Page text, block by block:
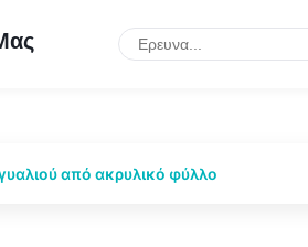
από ακρυλικό φύλλο